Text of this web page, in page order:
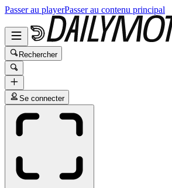
Passer au playerPasser au contenu principal
Rechercher
Se connecter